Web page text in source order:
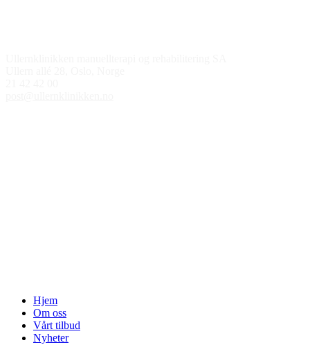
Hjem
Om oss
Vårt tilbud
Nyheter